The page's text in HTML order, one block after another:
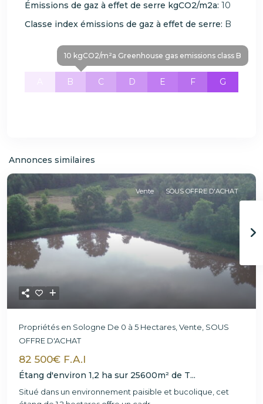
Émissions de gaz à effet de serre kgCO2/m2a: 10
Classe index émissions de gaz à effet de serre: B
10 kgCO2/m²a Greenhouse gas emissions class B
B C D E F G
Annonces similaires
Vente SOUS OFFRE D'ACHAT
Propriétés en Sologne De 0 à 5 Hectares Vente SOUS
OFFRE D'ACHAT
82 500€ F.A.I
Étang d'environ 1,2 ha sur 25600m² de T...
Situé dans un environnement paisible et bucolique, cet